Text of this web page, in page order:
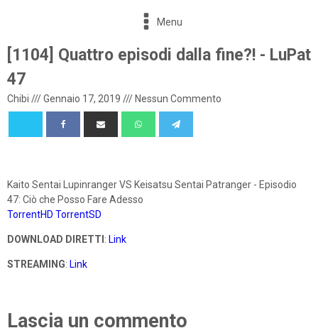
Menu
[1104] Quattro episodi dalla fine?! - LuPat
47
Chibi ///Gennaio 17, 2019 /// Nessun Commento
Kaito Sentai Lupinranger VS Keisatsu Sentai Patranger - Episodio
47: Ciò che Posso Fare Adesso
TorrentHD TorrentSD
DOWNLOAD DIRETTI : Link
STREAMING: Link
Lascia un commento